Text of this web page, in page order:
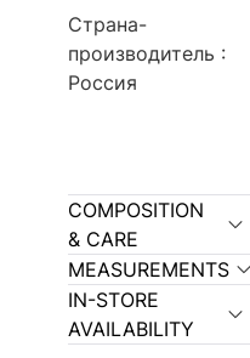
Страна-
производитель :
Россия
COMPOSITION
& CARE
MEASUREMENTS
IN-STORE
AVAILABILITY